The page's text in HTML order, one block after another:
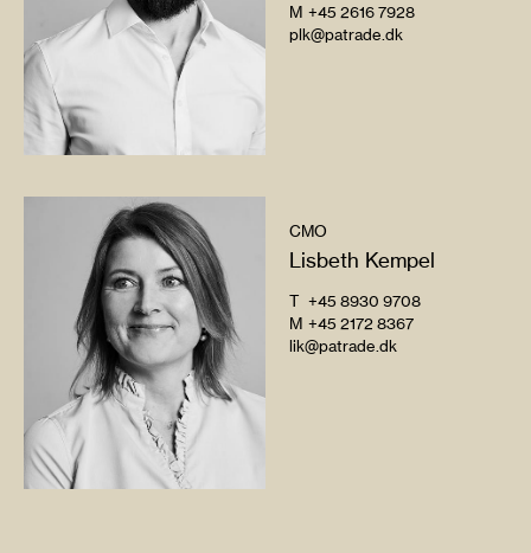
M +45 2616 7928
plk@patrade.dk
CMO
Lisbeth Kempel
T +45 8930 9708
M +45 2172 8367
lik@patrade.dk